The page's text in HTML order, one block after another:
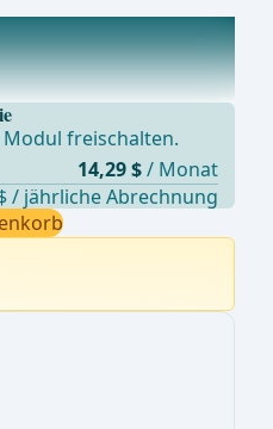
freischalten.
14,29 $ / Monat
/ jährliche Abrechnung